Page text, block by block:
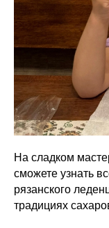
На сладком
сможете узнать
рязанского
традициях